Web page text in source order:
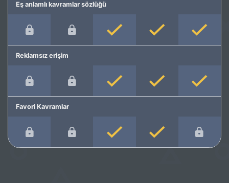
Eş anlamlı kavramlar sözlüğü
Reklamsız erişim
Favori Kavramlar